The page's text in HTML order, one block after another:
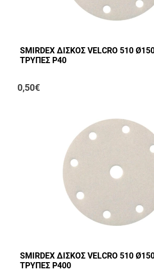
SMIRDEX ΔΙΣΚΟΣ VELCRO 510
ΤΡΥΠΕΣ P40
0,50€
SMIRDEX ΔΙΣΚΟΣ VELCRO 510
ΤΡΥΠΕΣ P400